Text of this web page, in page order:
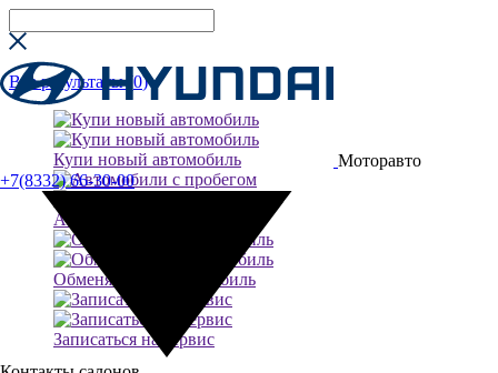
Все результаты (0)
Моторавто
+7(8332) 66-30-00
Купи новый автомобиль
Автомобили с пробегом
Обменяй свой автомобиль
Записаться на сервис